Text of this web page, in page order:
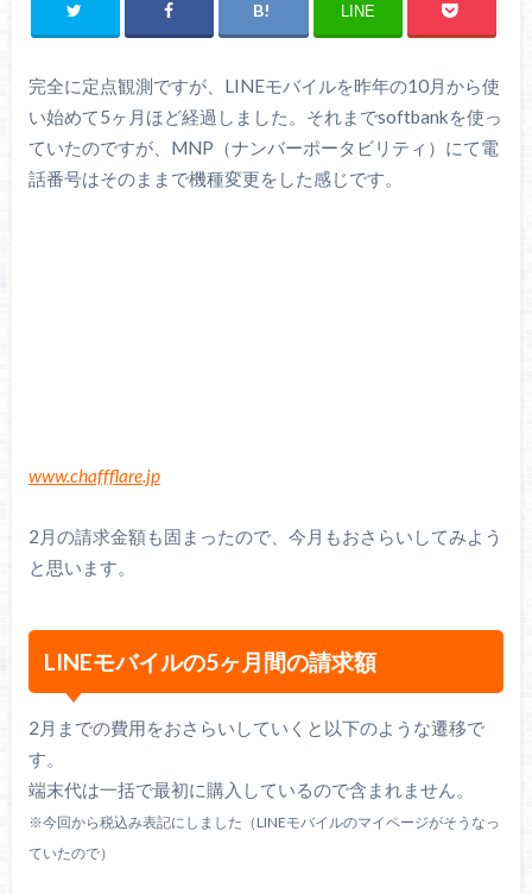
LINE
完全に定点観測ですが、LINEモバイルを昨年の10月から使
い始めて5ヶ月ほど経過しました。それまでsoftbankを使っ
ていたのですが、MNP（ナンバーポータビリティ）にて電
話番号はそのままで機種変更をした感じです。
www.chaffflare.jp
2月の請求金額も固まったので、今月もおさらいしてみよう
と思います。
LINEモバイルの5ヶ月間の請求額
2月までの費用をおさらいしていくと以下のような遷移で
す。
端末代は一括で最初に購入しているので含まれません。
※今回から税込み表記にしました（LINEモバイルのマイページがそうなっ
ていたので）